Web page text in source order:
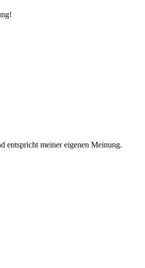
entspricht meiner eigenen Meinung.